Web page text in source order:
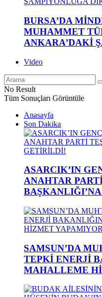
BURSA’DA
MUHAMMET
ANKARA’DAKİ
Video
No Result
Tüm Sonuçları Görüntüle
Anasayfa
Son Dakika
ASARCIK’IN
ANAHTAR
SAMSUN’DA
TEPKİ ENERJİ
MAHALLEME